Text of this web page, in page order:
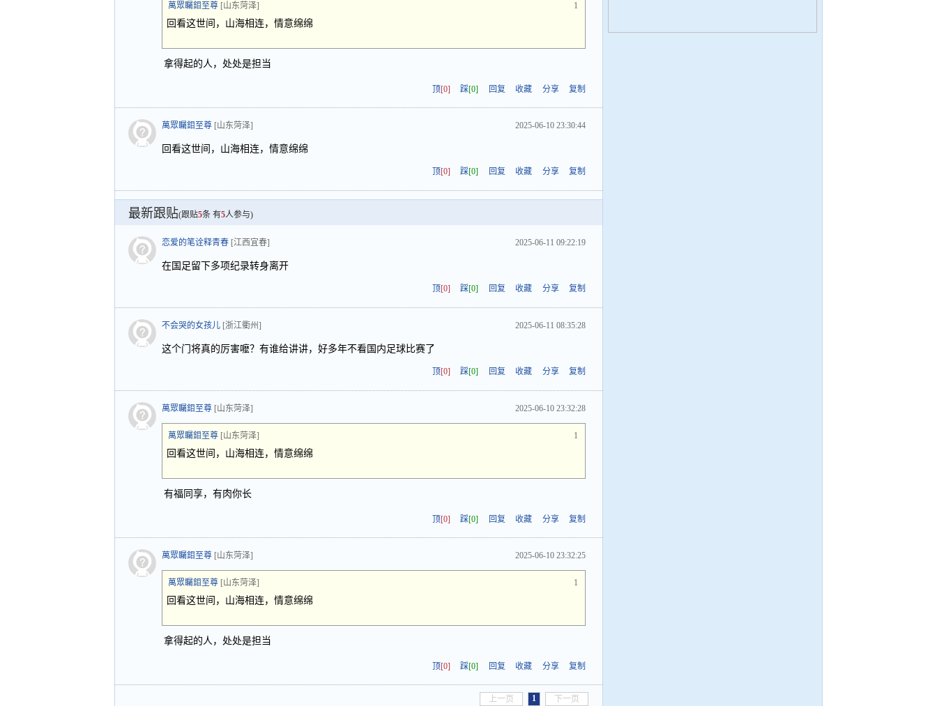
萬眾矚鉬至尊 [山东菏泽] 1
回看这世间，山海相连，情意绵绵
拿得起的人，处处是担当
顶[0] 踩[0] 回复 收藏 分享 复制
萬眾矚鉬至尊 [山东菏泽] 2025-06-10 23:30:44
回看这世间，山海相连，情意绵绵
顶[0] 踩[0] 回复 收藏 分享 复制
最新跟贴(跟贴5条 有5人参与)
恋爱的笔诠释青春 [江西宜春] 2025-06-11 09:22:19
在国足留下多项纪录转身离开
顶[0] 踩[0] 回复 收藏 分享 复制
不会哭的女孩儿 [浙江衢州] 2025-06-11 08:35:28
这个门将真的厉害嚒？有谁给讲讲，好多年不看国内足球比赛了
顶[0] 踩[0] 回复 收藏 分享 复制
萬眾矚鉬至尊 [山东菏泽] 2025-06-10 23:32:28
萬眾矚鉬至尊 [山东菏泽] 1
回看这世间，山海相连，情意绵绵
有福同享，有肉你长
顶[0] 踩[0] 回复 收藏 分享 复制
萬眾矚鉬至尊 [山东菏泽] 2025-06-10 23:32:25
萬眾矚鉬至尊 [山东菏泽] 1
回看这世间，山海相连，情意绵绵
拿得起的人，处处是担当
顶[0] 踩[0] 回复 收藏 分享 复制
上一页 1 下一页